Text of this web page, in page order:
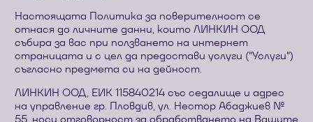
Настоящата Политика за поверителност се
отнася до личните данни, които ЛИНКИН ООД
събира за вас при ползването на интернет
страницата и с цел да предостави услуги ("Услуги")
съгласно предмета си на дейност.
ЛИНКИН ООД, ЕИК 115840214 със седалище и адрес
на управление гр. Пловдив, ул. Нестор Абаджиев №
55, носи отговорност за обработването на Вашите